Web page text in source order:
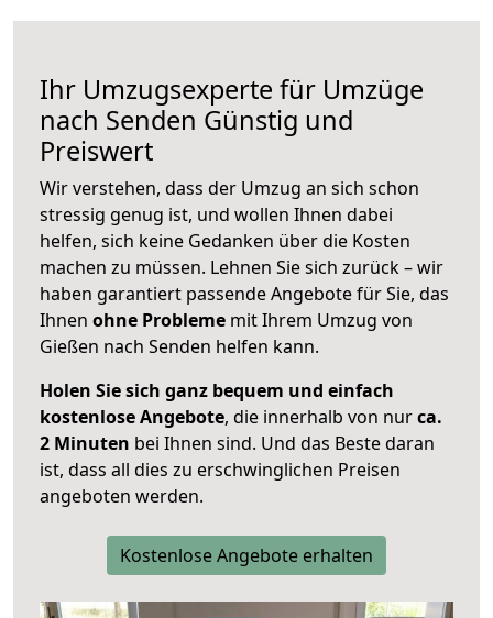
Ihr Umzugsexperte für Umzüge
nach Senden Günstig und
Preiswert
Wir verstehen, dass der Umzug an sich schon
stressig genug ist, und wollen Ihnen dabei
helfen, sich keine Gedanken über die Kosten
machen zu müssen. Lehnen Sie sich zurück – wir
haben garantiert passende Angebote für Sie, das
Ihnen ohne Probleme mit Ihrem Umzug von
Gießen nach Senden helfen kann.
Holen Sie sich ganz bequem und einfach
kostenlose Angebote, die innerhalb von nurca.
2 Minuten bei Ihnen sind. Und das Beste daran
ist, dass all dies zu erschwinglichen Preisen
angeboten werden.
Kostenlose Angebote erhalten